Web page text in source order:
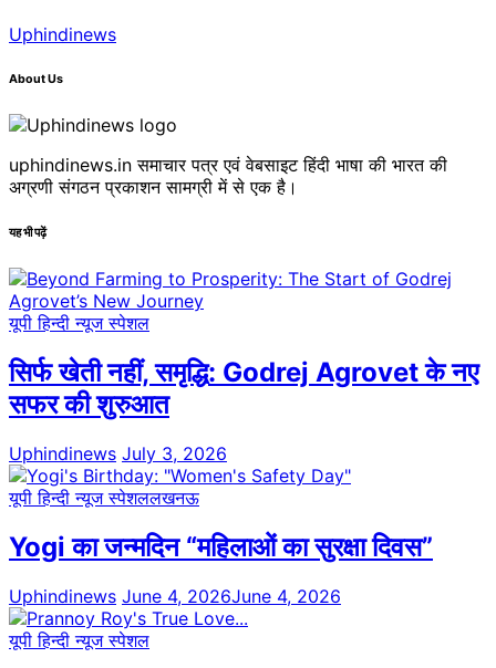
Uphindinews
About Us
uphindinews.in समाचार पत्र एवं वेबसाइट हिंदी भाषा की भारत की
अग्रणी संगठन प्रकाशन सामग्री में से एक है।
यह भी पढ़ें
यूपी हिन्दी न्यूज स्पेशल
सिर्फ खेती नहीं, समृद्धि: Godrej Agrovet के नए
सफर की शुरुआत
Uphindinews July 3, 2026
यूपी हिन्दी न्यूज स्पेशललखनऊ
Yogi का जन्मदिन “महिलाओं का सुरक्षा दिवस”
Uphindinews June 4, 2026June 4, 2026
यूपी हिन्दी न्यूज स्पेशल